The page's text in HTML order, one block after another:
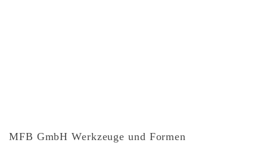
MFB GmbH Werkzeuge und Formen